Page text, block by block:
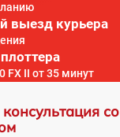
выезд курьера
FX II от 35 минут
со